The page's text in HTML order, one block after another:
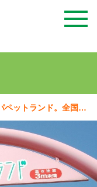
観て、遊んで、楽しさいっぱいのとらまるパペットランド。全国からプロの人形劇団がやってくる「人形劇場と…